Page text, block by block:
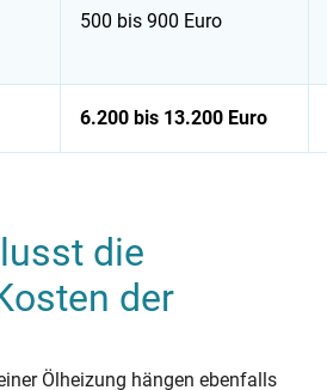
500 bis 900 Euro
6.200 bis 13.200 Euro
die
der
Ölheizung hängen ebenfalls